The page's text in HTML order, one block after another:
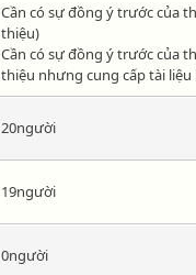
Cần có sự đồng ý trước của
thiệu)
Cần có sự đồng ý trước của
thiệu nhưng cung cấp tài liệu
20người
19người
0người